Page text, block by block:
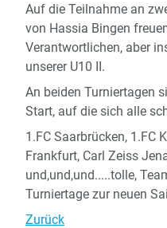
Auf die Teilnahme an
von Hassia Bingen
Verantwortlichen, aber
unserer U10 II.
An beiden Turniertagen
Start, auf die sich alle
1.FC Saarbrücken, 1.FC
Frankfurt, Carl Zeiss
und,und,und.....tolle,
Turniertage zur neuen
Zurück